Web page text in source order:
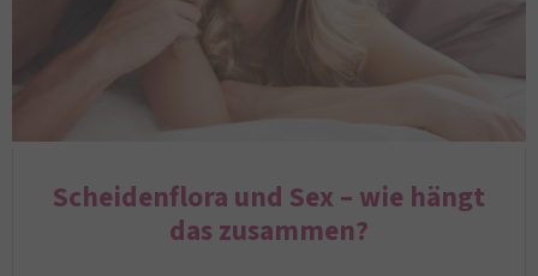
Scheidenflora und Sex – wie hängt
das zusammen?